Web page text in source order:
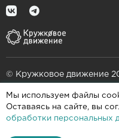
Мы используем файлы
Оставаясь на сайте, вы
обработки персональных
© Кружковое движение
При поддержке
Пользовательское